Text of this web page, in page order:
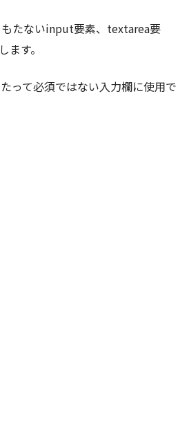
たないinput要素、textarea要
す。
って必須ではない入力欄に使用で